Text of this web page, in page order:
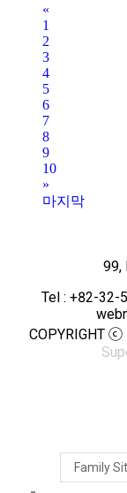
«
1
2
3
4
5
6
7
8
9
10
»
마지막
99,
Tel : +82-32-
COPYRIGHT ⓒ